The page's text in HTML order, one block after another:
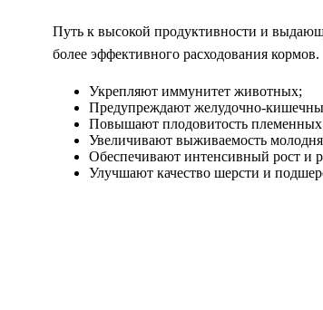
Путь к высокой продуктивности и
более эффективного расходования кормов.
Укрепляют иммунитет животных;
Предупреждают желудочно-
Повышают плодовитость племенных
Увеличивают выживаемость
Обеспечивают интенсивный рост и
Улучшают качество шерсти и